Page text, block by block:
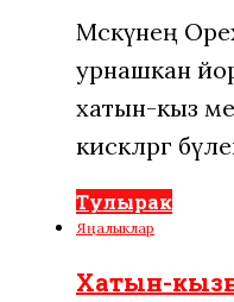
Мәскәүнең
урнашкан
хатын-кыз
кискәләргә
Тулырак
Яңалыклар
Хатын-